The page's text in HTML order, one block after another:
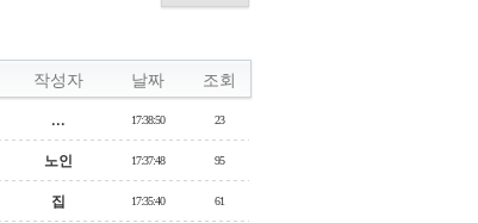
작성자 날짜 조회
... 17:38:50 23
노인 17:37:48 95
집 17:35:40 61